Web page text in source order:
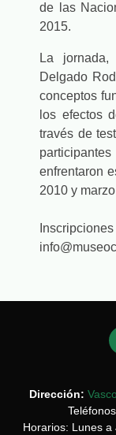
de las
2015.
La
Delgado
conceptos
los efectos
través de
enfrentaron
2010 y
Dirección:
Horarios: Lunes